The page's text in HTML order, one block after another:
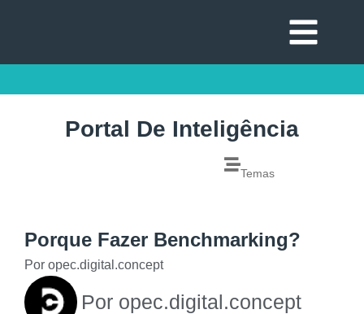
Portal De Inteligência
Temas
Porque Fazer Benchmarking?
Por opec.digital.concept
Por opec.digital.concept